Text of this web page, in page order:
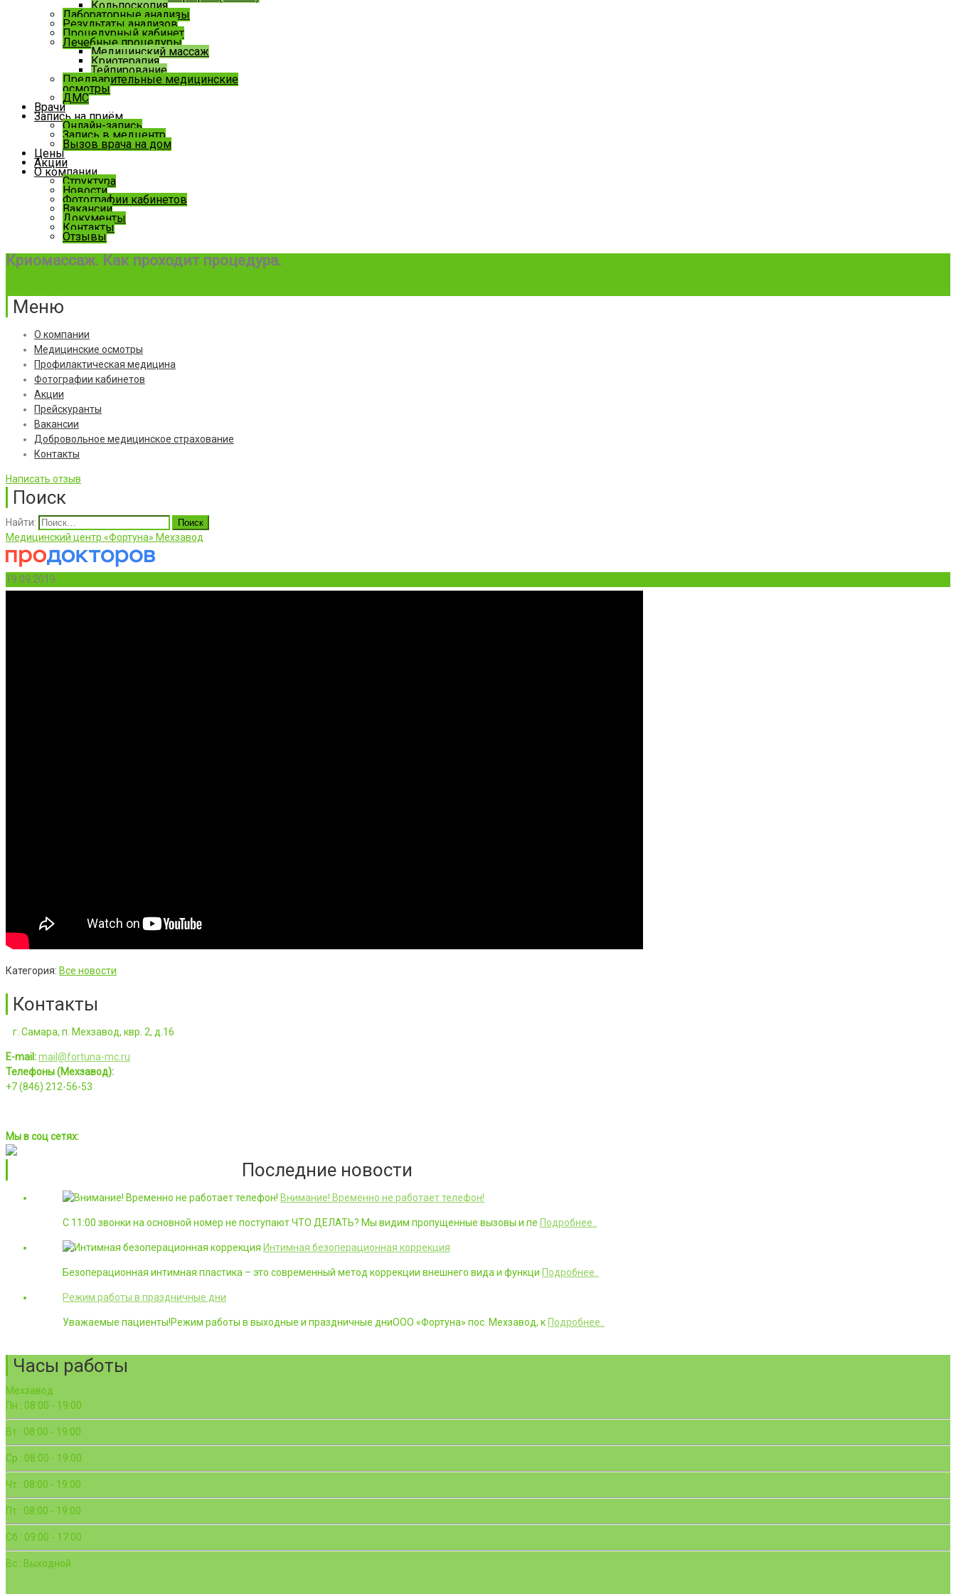
Кольпоскопия
Лабораторные анализы
Результаты анализов
Процедурный кабинет
Лечебные процедуры
Медицинский массаж
Криотерапия
Тейпирование
Предварительные медицинские
осмотры
ДМС
Врачи
Запись на приём
Онлайн-запись
Запись в медцентр
Вызов врача на дом
Цены
Акции
О компании
Структура
Новости
Фотографии кабинетов
Вакансии
Документы
Контакты
Отзывы
Криомассаж. Как проходит процедура.
Меню
О компании
Медицинские осмотры
Профилактическая медицина
Фотографии кабинетов
Акции
Прейскуранты
Вакансии
Добровольное медицинское страхование
Контакты
Написать отзыв
Поиск
Найти:
Медицинский центр «Фортуна» Мехзавод
19.09.2019
Категория: Все новости
Контакты
г. Самара, п. Мехзавод, квр. 2, д.16
E-mail:mail@fortuna-mc.ru
Телефоны (Мехзавод):
+7 (846) 212-56-53
Мы в соц сетях:
Последние новости
Внимание! Временно не работает телефон!
С 11:00 звонки на основной номер не поступают.ЧТО ДЕЛАТЬ? Мы видим пропущенные вызовы и пе Подробнее..
Интимная безоперационная коррекция
Безоперационная интимная пластика – это современный метод коррекции внешнего вида и функци Подробнее..
Режим работы в праздничные дни
Уважаемые пациенты!Режим работы в выходные и праздничные дниООО «Фортуна» пос. Мехзавод, к Подробнее..
Часы работы
Мехзавод
Пн : 08:00 - 19:00
Вт : 08:00 - 19:00
Ср : 08:00 - 19:00
Чт : 08:00 - 19:00
Пт : 08:00 - 19:00
Сб : 09:00 - 17:00
Вс : Выходной